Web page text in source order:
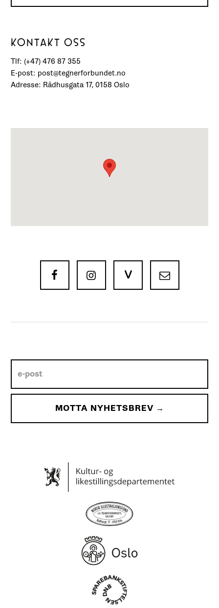
KONTAKT OSS
Tlf: (+47) 476 87 355
E-post: post@tegnerforbundet.no
Adresse: Rådhusgata 17, 0158 Oslo
  V 